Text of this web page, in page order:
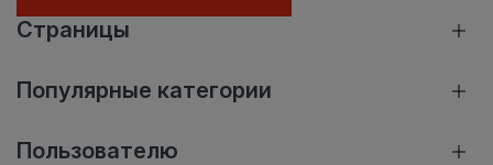
Страницы
Популярные категории
Пользователю